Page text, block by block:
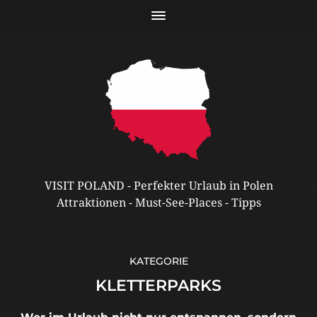
VISIT POLAND - Perfekter Urlaub in Polen
Attraktionen - Must-See-Places - Tipps
KATEGORIE
KLETTERPARKS